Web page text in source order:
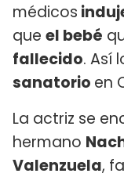
médicos
que el bebé
fallecido. Así
sanatorio en
La actriz se
hermano
Valenzuela,